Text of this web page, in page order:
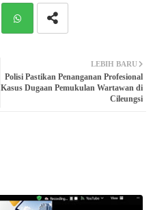
atsa
LEBIH BARU
Polisi Pastikan Penanganan Profesional
Kasus Dugaan Pemukulan Wartawan di
Cileungsi